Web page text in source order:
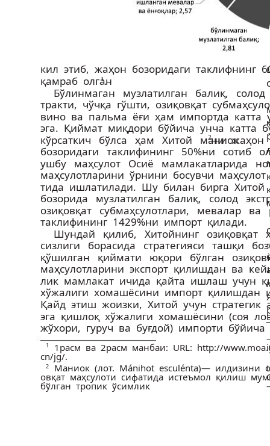
кил этиб, жаҳон бозоридаги таклифнинг
қамраб олган
1.
Бўлинмаган музлатилган балиқ, солод
тракти, чўчқа гўшти, озиқ­овқат
вино ва пальма ёғи ҳам импортда катта
эга. Қиймат миқдори бўйича унча катта
кўрсаткич бўлса ҳам Хитой маниок
2ни жаҳон
бозоридаги таклифининг 50%ни сотиб
ушбу маҳсулот Осиё мамлакатларида
маҳсулотларини ўрнини босувчи
тида ишлатилади. Шу билан бирга
бозорида музлатилган балиқ, солод
озиқ­овқат субмаҳсулотлари, мевалар
таклифининг 14­29%ни импорт қилади.
Шундай қилиб, Хитойнинг озиқ­овқат
сизлиги борасида стратегияси ташқи
қўшилган қиймати юқори бўлган
маҳсулотларини экспорт қилишдан ва
лик мамлакат ичида қайта ишлаш учун
хўжалиги хомашёсини импорт қилишдан
Қайд этиш жоизки, Хитой учун стратегик
эга қишлоқ хўжалиги хомашёсини (соя
жўхори, гуруч ва буғдой) импорти бўйича
1 1­расм ва 2­расм манбаи: URL: http://
cn/jg/.
2Маниок (лот. Mánihot esculénta)— илдизини
овқат маҳсулоти сифатида истеъмол қилиш
бўлган тропик ўсимлик